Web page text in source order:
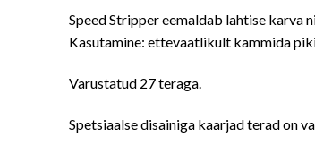
Speed Stripper eemaldab lahtise karva
Kasutamine: ettevaatlikult kammida
Varustatud 27 teraga.
Spetsiaalse disainiga kaarjad terad on